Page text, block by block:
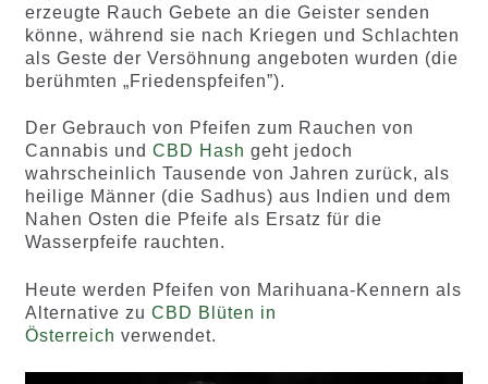
erzeugte Rauch Gebete an die Geister senden
könne, während sie nach Kriegen und Schlachten
als Geste der Versöhnung angeboten wurden (die
berühmten „Friedenspfeifen”).
Der Gebrauch von Pfeifen zum Rauchen von
Cannabis und CBD Hash geht jedoch
wahrscheinlich Tausende von Jahren zurück, als
heilige Männer (die Sadhus) aus Indien und dem
Nahen Osten die Pfeife als Ersatz für die
Wasserpfeife rauchten.
Heute werden Pfeifen von Marihuana-Kennern als
Alternative zu CBD Blüten in
Österreich verwendet.